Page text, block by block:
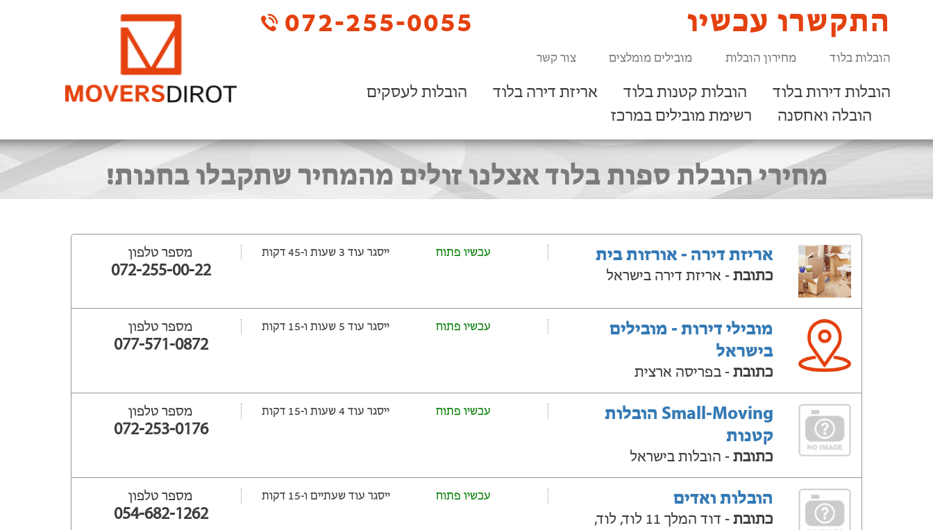
072-255-0055 התקשרו עכשיו
הובלות בלוד מחירון הובלות מובילים מומלצים צור קשר
הובלות דירות בלוד הובלות קטנות בלוד אריזת דירה בלוד
הובלות לעסקים
הובלה ואחסנה
רשימת מובילים במרכז
מחירי הובלת ספות בלוד אצלנו זולים מהמחיר שתקבלו בחנות!
אריזת דירה - אורזות בית
כתובת - אריזת דירה בישראל
עכשיו פתוח ייסגר עוד 3 שעות ‫ו-45 דקות מספר טלפון
072-255-00-22
מובילי דירות - מובילים
בישראל
כתובת - בפריסה ארצית
עכשיו פתוח ייסגר עוד 5 שעות ‫ו-15 דקות מספר טלפון
077-571-0872
Small-Moving הובלות
קטנות
כתובת - הובלות בישראל
עכשיו פתוח ייסגר עוד 4 שעות ‫ו-15 דקות מספר טלפון
072-253-0176
הובלות ואדים
כתובת
- דוד המלך 11 לוד, לוד,
עכשיו פתוח ייסגר עוד שעתיים ‫ו-15 דקות מספר טלפון
054-682-1262